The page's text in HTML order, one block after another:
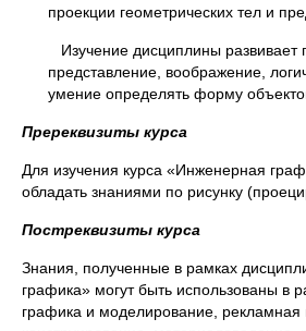
проекции геометрических тел и
Изучение дисциплины развивает
представление, воображение,
умение определять форму
Пререквизиты курса
Для изучения курса «Инженерная
обладать знаниями по рисунку
Постреквизиты курса
Знания, полученные в рамках
графика» могут быть использованы в
графика и моделирование, рекламная